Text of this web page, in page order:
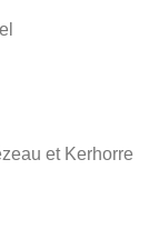
et Kerhorre